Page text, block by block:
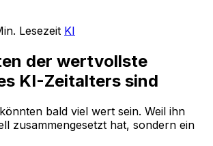
Lesezeit KI
der wertvollste
KI-Zeitalters sind
bald viel wert sein. Weil ihn
zusammengesetzt hat, sondern ein